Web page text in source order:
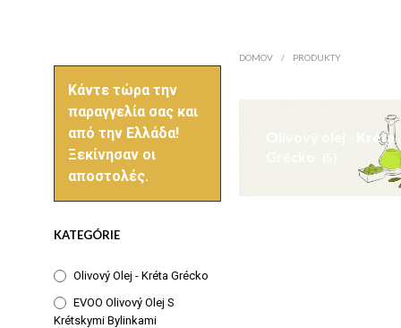
Κάντε τώρα την
παραγγελία σας και
από την Ελλάδα!
Ξεκίνησαν οι
αποστολές.
KATEGÓRIE
Olivový Olej - Kréta Grécko
EVOO Olivový Olej S
Krétskymi Bylinkami
DOMOV / PRODUKTY
Olivový olej - Kréta